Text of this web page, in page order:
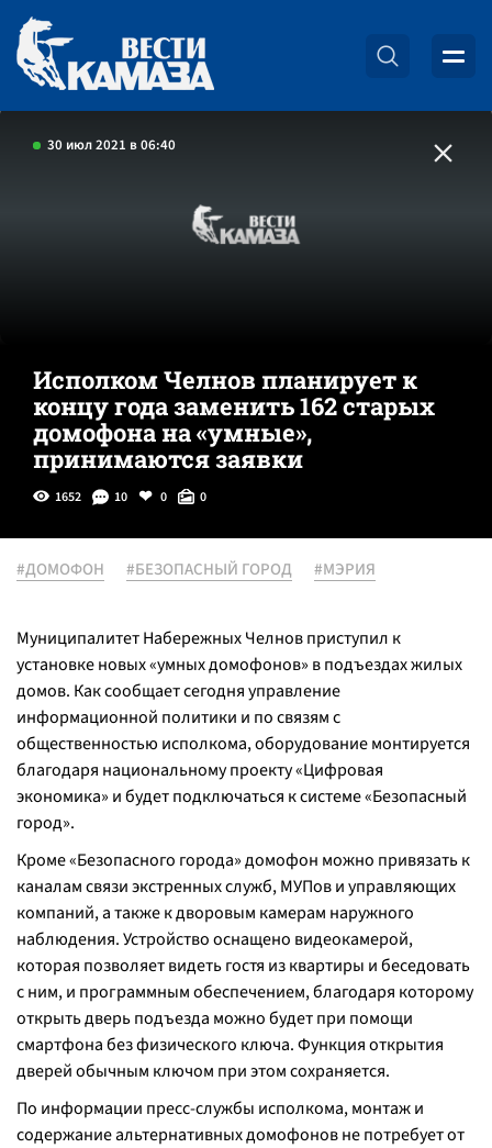
30 июл 2021 в 06:40
Исполком Челнов планирует к
концу года заменить 162 старых
домофона на «умные»,
принимаются заявки
1652 10 0 0
#ДОМОФОН #БЕЗОПАСНЫЙ ГОРОД #МЭРИЯ
Муниципалитет Набережных Челнов приступил к
установке новых «умных домофонов» в подъездах жилых
домов. Как сообщает сегодня управление
информационной политики и по связям с
общественностью исполкома, оборудование монтируется
благодаря национальному проекту «Цифровая
экономика» и будет подключаться к системе «Безопасный
город».
Кроме «Безопасного города» домофон можно привязать к
каналам связи экстренных служб, МУПов и управляющих
компаний, а также к дворовым камерам наружного
наблюдения. Устройство оснащено видеокамерой,
которая позволяет видеть гостя из квартиры и беседовать
с ним, и программным обеспечением, благодаря которому
открыть дверь подъезда можно будет при помощи
смартфона без физического ключа. Функция открытия
дверей обычным ключом при этом сохраняется.
По информации пресс-службы исполкома, монтаж и
содержание альтернативных домофонов не потребует от